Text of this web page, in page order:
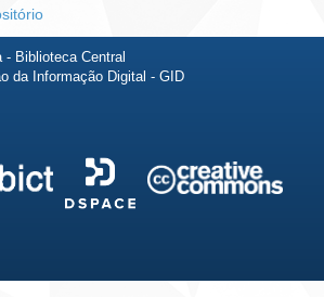
- Biblioteca Central
da Informação Digital - GID